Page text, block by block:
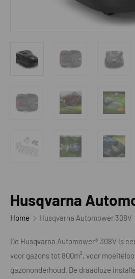
Husqvarna
Home Husqvarna Automower 308V
De Husqvarna Automower® 308V is
voor gazons tot 800m², voor
gazononderhoud. De draadloze